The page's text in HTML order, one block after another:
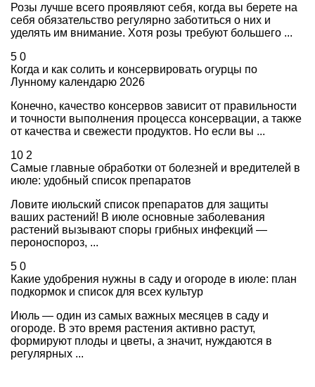
Розы лучше всего проявляют себя, когда вы берете на
себя обязательство регулярно заботиться о них и
уделять им внимание. Хотя розы требуют большего ...
5 0
Когда и как солить и консервировать огурцы по
Лунному календарю 2026
Конечно, качество консервов зависит от правильности
и точности выполнения процесса консервации, а также
от качества и свежести продуктов. Но если вы ...
10 2
Самые главные обработки от болезней и вредителей в
июле: удобный список препаратов
Ловите июльский список препаратов для защиты
ваших растений! В июле основные заболевания
растений вызывают споры грибных инфекций —
пероноспороз, ...
5 0
Какие удобрения нужны в саду и огороде в июле: план
подкормок и список для всех культур
Июль — один из самых важных месяцев в саду и
огороде. В это время растения активно растут,
формируют плоды и цветы, а значит, нуждаются в
регулярных ...